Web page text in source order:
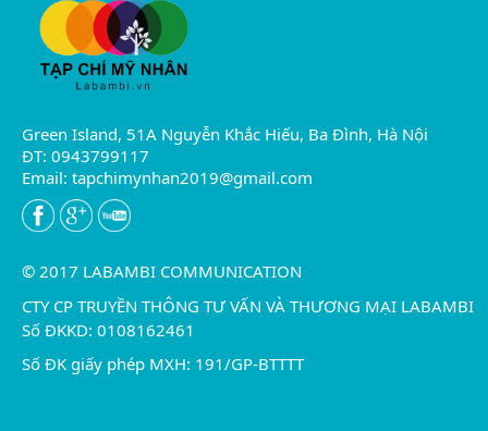
Green Island, 51A Nguyễn Khắc Hiếu, Ba Đình, Hà Nội
ĐT: 0943799117
Email: tapchimynhan2019@gmail.com
© 2017 LABAMBI COMMUNICATION
CTY CP TRUYỀN THÔNG TƯ VẤN VÀ THƯƠNG MẠI LABAMBI
Số ĐKKD: 0108162461
Số ĐK giấy phép MXH: 191/GP-BTTTT